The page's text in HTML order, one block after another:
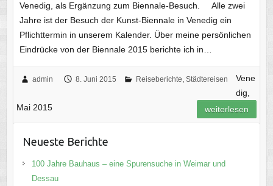
Venedig, als Ergänzung zum Biennale-Besuch. Alle zwei
Jahre ist der Besuch der Kunst-Biennale in Venedig ein
Pflichttermin in unserem Kalender. Über meine persönlichen
Eindrücke von der Biennale 2015 berichte ich in…
admin 8. Juni 2015 Reiseberichte, Städtereisen
Vene
dig,
Mai 2015
weiterlesen
Neueste Berichte
100 Jahre Bauhaus – eine Spurensuche in Weimar und
Dessau